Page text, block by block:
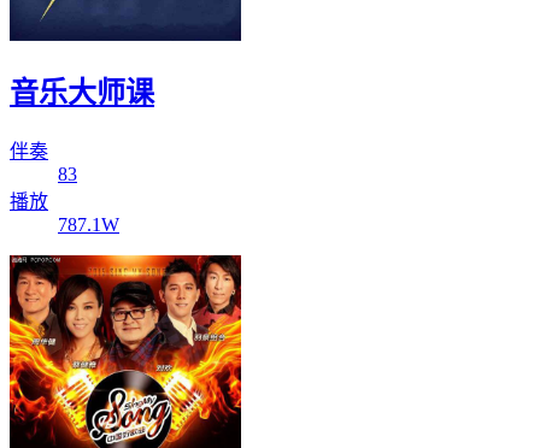
音乐大师课
伴奏
83
播放
787.1W